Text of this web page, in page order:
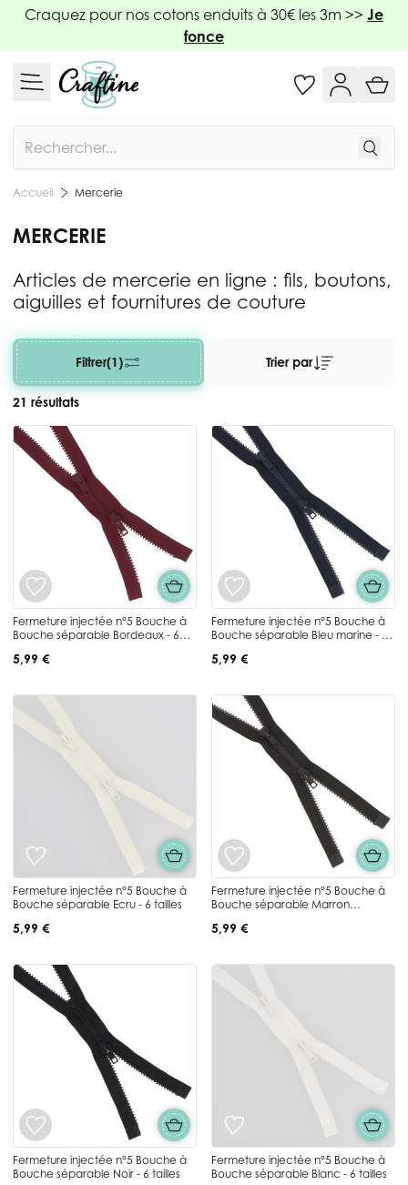
Allez au contenu
Craquez pour nos cotons enduits à 30€ les 3m >> Je
fonce
Accueil Mercerie
MERCERIE
Articles de mercerie en ligne : fils, boutons,
aiguilles et fournitures de couture
Filtrer(1)
21 résultats
Trier par
Fermeture injectée n°5 Bouche à
Bouche séparable Bordeaux - 6
5,99 €
Fermeture injectée n°5 Bouche à
Bouche séparable Bleu marine - 6
5,99 €
Fermeture injectée n°5 Bouche à
Bouche séparable Ecru - 6 tailles
5,99 €
Fermeture injectée n°5 Bouche à
Bouche séparable Marron
5,99 €
Fermeture injectée n°5 Bouche à
Bouche séparable Noir - 6 tailles
Fermeture injectée n°5 Bouche à
Bouche séparable Blanc - 6 tailles